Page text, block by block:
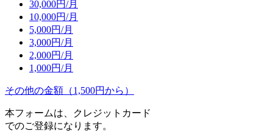
30,000円/月
10,000円/月
5,000円/月
3,000円/月
2,000円/月
1,000円/月
その他の金額（1,500円から）
本フォームは、クレジットカード
でのご登録になります。